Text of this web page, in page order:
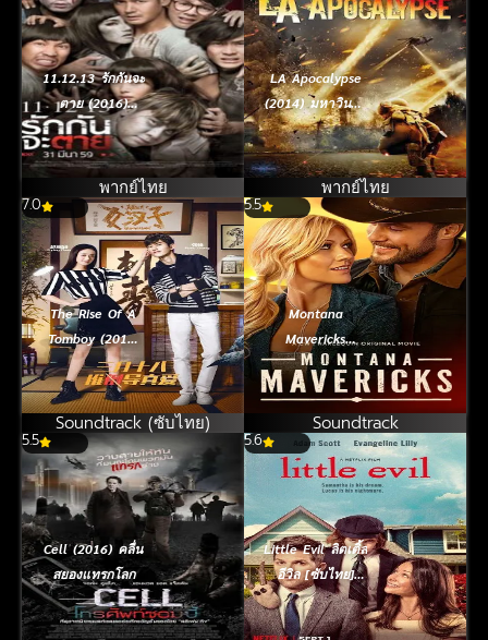
11.12.13 รักกันจะ
ตาย (2016)
Ghost Is All
Around
พากย์ไทย
LA Apocalypse
(2014) มหาวินาศ
แอล.เอ.
พากย์ไทย
7.0
The Rise Of A
Tomboy (2016)
รักแท้ของสาวห้าว
[ซับไทย]
Soundtrack (ซับไทย)
5.5
Montana
Mavericks
(2025)
Soundtrack
5.5
Cell (2016) คลื่น
สยองแทรกโลก
5.6
Little Evil ลิตเติ้ล
อีวิล [ซับไทย]
(2017)